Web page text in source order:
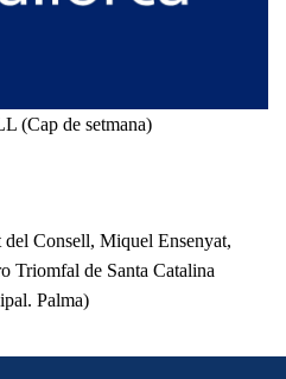
(Cap de setmana)
Consell, Miquel Ensenyat,
Triomfal de Santa Catalina
Palma)